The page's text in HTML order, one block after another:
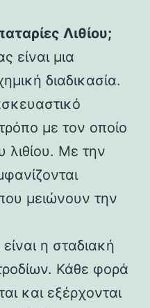
Λιθίου;
είναι μια
διαδικασία.
με τον οποίο
λιθίου. Με την
μειώνουν την
η σταδιακή
Κάθε φορά
και εξέρχονται